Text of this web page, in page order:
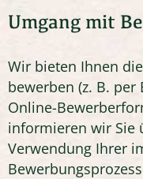
Umgang mit
Wir bieten Ihnen
bewerben (z. B.
Online-
informieren wir Sie
Verwendung Ihrer